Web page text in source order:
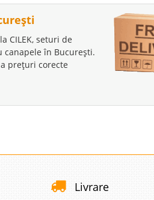
CILEK, seturi de
în București.
prețuri corecte
Livrare